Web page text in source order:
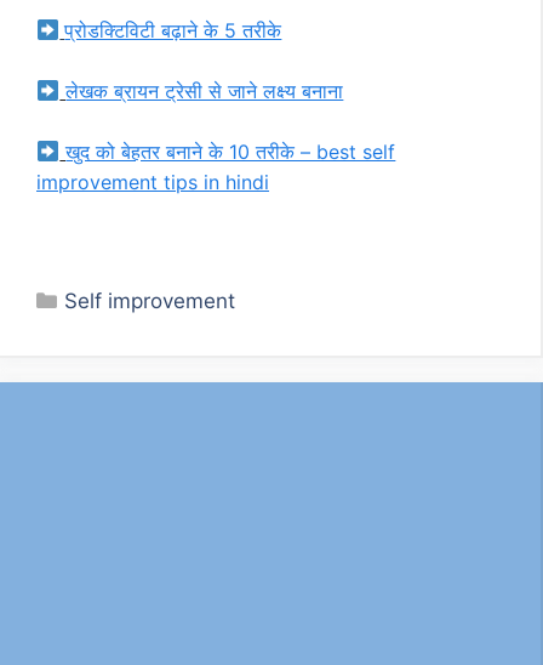
प्रोडक्टिविटी बढ़ाने के 5 तरीके
लेखक ब्रायन ट्रेसी से जाने लक्ष्य बनाना
खुद को बेहतर बनाने के 10 तरीके – best self
improvement tips in hindi
Categories
Self improvement